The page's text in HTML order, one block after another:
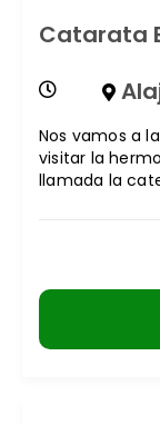
Catarata
Nos vamos a
visitar la
llamada la